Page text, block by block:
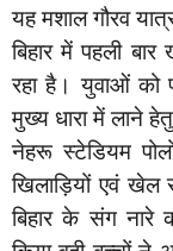
यह मशाल गौरव
बिहार में पहली
रहा है। युवाओं को
मुख्य धारा में लाने
नेहरू स्टेडियम
खिलाड़ियों एवं
बिहार के संग नारे